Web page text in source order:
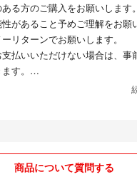
ある方のご購入をお願いします
があること予めご理解をお願
リターンでお願いします。
払いいただけない場合は、事
す。
していますが、ご購入から３，
商品について質問する